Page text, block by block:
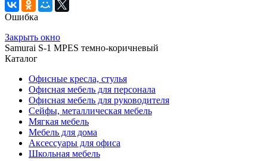
Ошибка
Закрыть окно
Samurai S-1 MPES темно-коричневый
Каталог
Офисные кресла, стулья
Офисная мебель для персонала
Офисная мебель для руководителя
Сейфы, металлическая мебель
Мягкая мебель
Мебель для дома
Аксессуары для офиса
Школьная мебель